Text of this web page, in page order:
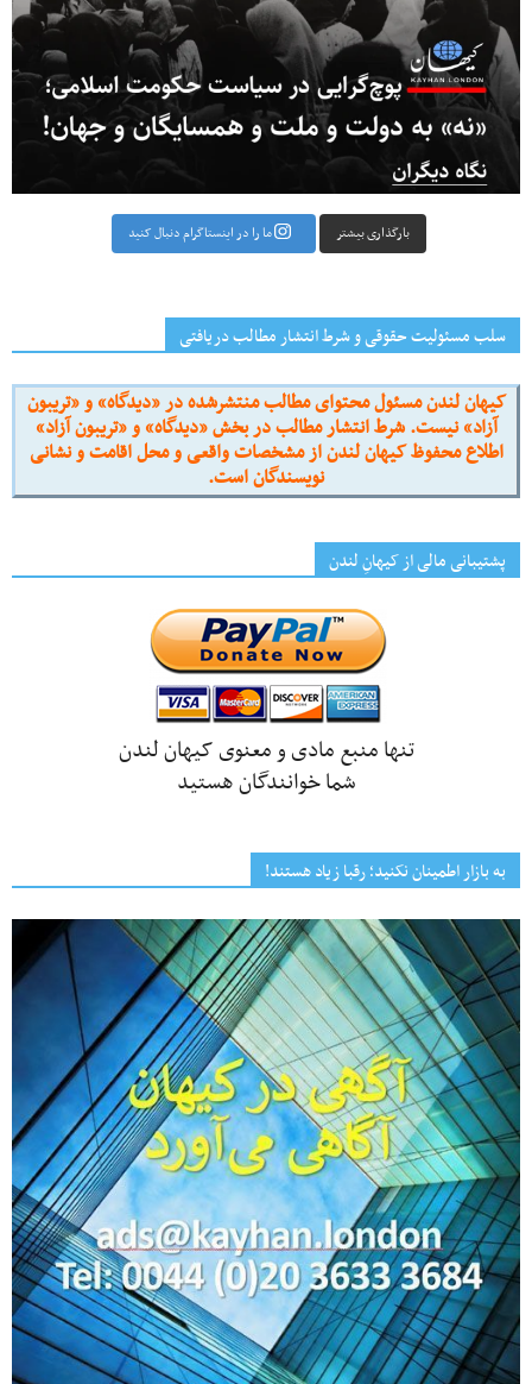
بارگذاری بیشتر ما را در اینستاگرام دنبال کنید
سلب مسئولیت حقوقی و شرط انتشار مطالب دریافتی
کیهان لندن مسئول محتوای مطالب منتشرشده در «دیدگاه» و «تریبون
آزاد» نیست. شرط انتشار مطالب در بخش «دیدگاه» و «تریبون آزاد»
اطلاع محفوظ کیهان لندن از مشخصات واقعی و محل اقامت و نشانی
نویسندگان است.
پشتیبانی مالی از کیهانِ لندن
تنها منبع مادی و معنوی کیهان لندن
شما خوانندگان هستید
به بازار اطمینان نکنید؛ رقبا زیاد هستند!